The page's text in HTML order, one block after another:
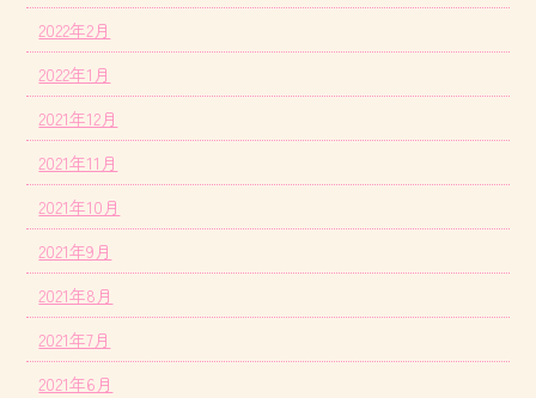
2022年2月
2022年1月
2021年12月
2021年11月
2021年10月
2021年9月
2021年8月
2021年7月
2021年6月